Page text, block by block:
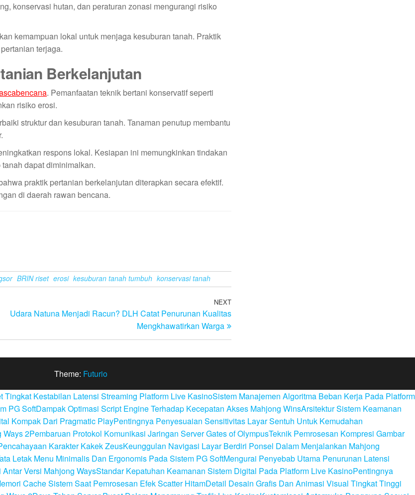
konservasi hutan, dan peraturan zonasi mengurangi risiko
kemampuan lokal untuk menjaga kesuburan tanah. Praktik
terjaga.
Berkelanjutan
. Pemanfaatan teknik bertani konservatif seperti
risiko erosi.
struktur dan kesuburan tanah. Tanaman penutup membantu
respons lokal. Kesiapan ini memungkinkan tindakan
dapat diminimalkan.
praktik pertanian berkelanjutan diterapkan secara efektif.
di daerah rawan bencana.
BRIN riset erosi kesuburan tanah tumbuh konservasi tanah
Next
Post
NEXT
Udara Natuna Menjadi Racun? DLH Catat Penurunan Kualitas
Mengkhawatirkan Warga
Theme: Futurio
Tingkat Kestabilan Latensi Streaming Platform Live KasinoSistem Manajemen Algoritma Beban Kerja Pada Platform
PG SoftDampak Optimasi Script Engine Terhadap Kecepatan Akses Mahjong WinsArsitektur Sistem Keamanan
Kompak Dari Pragmatic PlayPentingnya Penyesuaian Sensitivitas Layar Sentuh Untuk Kemudahan
Ways 2Pembaruan Protokol Komunikasi Jaringan Server Gates of OlympusTeknik Pemrosesan Kompresi Gambar
Karakter Kakek ZeusKeunggulan Navigasi Layar Berdiri Ponsel Dalam Menjalankan Mahjong
Letak Menu Minimalis Dan Ergonomis Pada Sistem PG SoftMengurai Penyebab Utama Penurunan Latensi
Versi Mahjong WaysStandar Kepatuhan Keamanan Sistem Digital Pada Platform Live KasinoPentingnya
Cache Sistem Saat Pemrosesan Efek Scatter HitamDetail Desain Grafis Dan Animasi Visual Tingkat Tinggi